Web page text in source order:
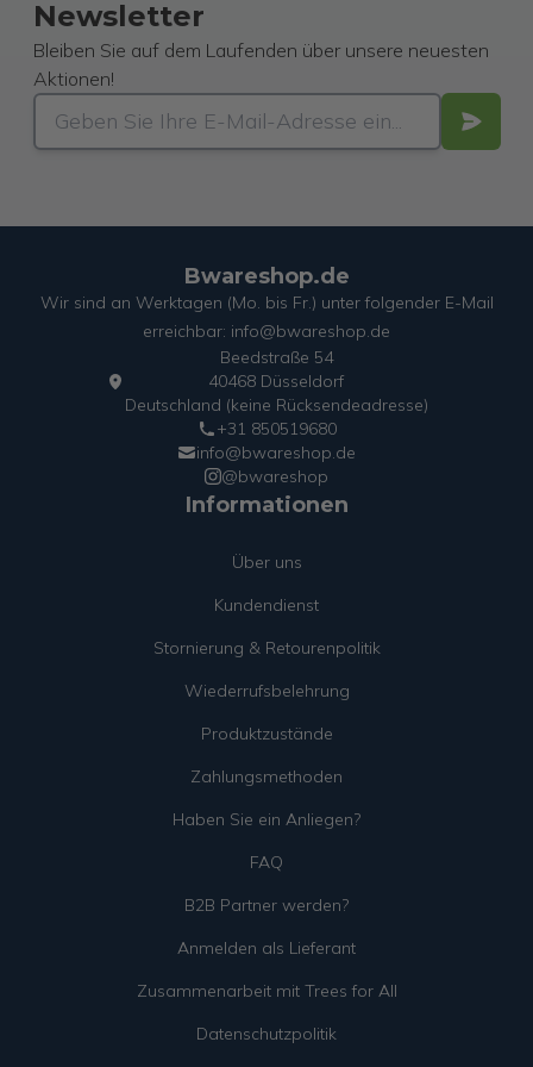
Newsletter
Bleiben Sie auf dem Laufenden über unsere neuesten
Aktionen!
Bwareshop.de
Wir sind an Werktagen (Mo. bis Fr.) unter folgender E-Mail
erreichbar: info@bwareshop.de
Beedstraße 54
40468 Düsseldorf
Deutschland (keine Rücksendeadresse)
+31 850519680
info@bwareshop.de
@bwareshop
Informationen
Über uns
Kundendienst
Stornierung & Retourenpolitik
Wiederrufsbelehrung
Produktzustände
Zahlungsmethoden
Haben Sie ein Anliegen?
FAQ
B2B Partner werden?
Anmelden als Lieferant
Zusammenarbeit mit Trees for All
Datenschutzpolitik